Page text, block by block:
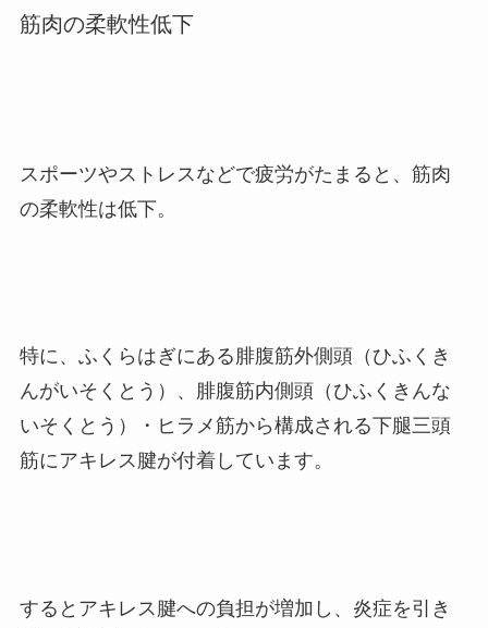
筋肉の柔軟性低下
スポーツやストレスなどで疲労がたまると、筋肉
の柔軟性は低下。
特に、ふくらはぎにある腓腹筋外側頭（ひふくき
んがいそくとう）、腓腹筋内側頭（ひふくきんな
いそくとう）・ヒラメ筋から構成される下腿三頭
筋にアキレス腱が付着しています。
するとアキレス腱への負担が増加し、炎症を引き